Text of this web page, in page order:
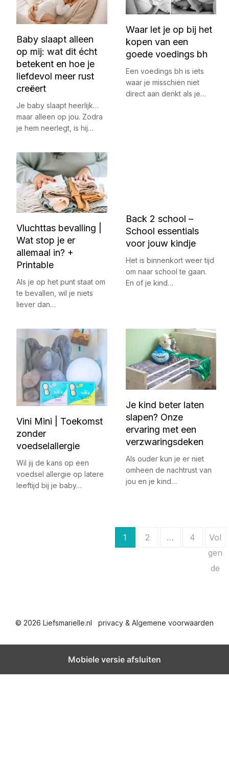
Baby slaapt alleen
op mij: wat dit écht
betekent en hoe je
liefdevol meer rust
creëert
Je baby slaapt heerlijk…
maar alleen op jou. Zodra
je hem neerlegt, is hij…
Waar let je op bij het
kopen van een
goede voedings bh
Een voedings bh is iets
waar je misschien niet
direct aan denkt als je…
Vluchttas bevalling |
Wat stop je er
allemaal in? +
Printable
Als je op het punt staat om
te bevallen, wil je niets
liever dan…
Back 2 school –
School essentials
voor jouw kindje
Het is binnenkort weer tijd
om naar school te gaan.
En of je kind…
Vini Mini | Toekomst
zonder
voedselallergie
Wil jij de kans op een
voedsel allergie op latere
leeftijd bij je baby…
Je kind beter laten
slapen? Onze
ervaring met een
verzwaringsdeken
Als ouder kun je er niet
omheen de nachtrust van
jou en je kind…
h
t
1 2 … 4
Vol
gen
de
© 2026 Liefsmarielle.nl privacy & Algemene voorwaarden
Mobiele versie afsluiten